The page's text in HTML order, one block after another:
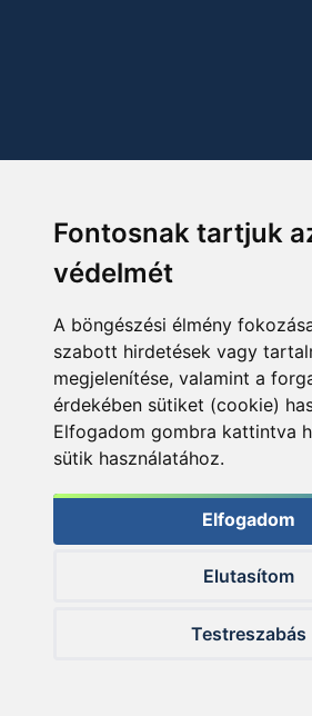
Fontosnak tartjuk
védelmét
A böngészési élmény
szabott hirdetések vagy
megjelenítése, valamint a
érdekében sütiket (cookie)
Elfogadom gombra kattintva
sütik használatához.
Elfogadom
Elutasítom
Testreszabás